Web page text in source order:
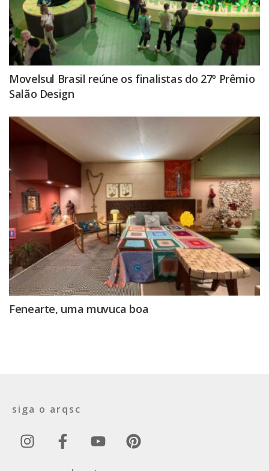
Movelsul Brasil reúne os finalistas do 27º Prêmio
Salão Design
Fenearte, uma muvuca boa
siga o arqsc